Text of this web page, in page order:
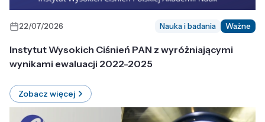
22/07/2026 Nauka i badania Ważne
Instytut Wysokich Ciśnień PAN z wyróżniającymi
wynikami ewaluacji 2022-2025
Zobacz więcej